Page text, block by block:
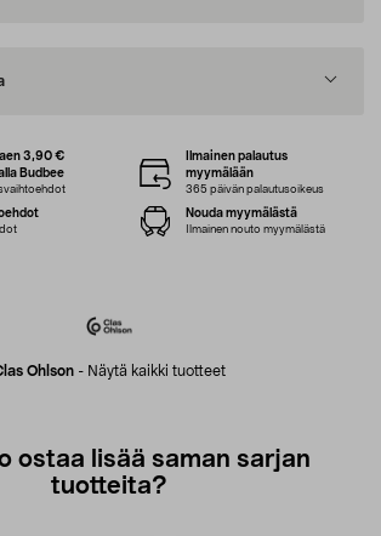
Ohlson - Näytä kaikki tuotteet
3,90 €
Budbee
Ilmainen palautus
myymälään
365 päivän palautusoikeus
Nouda myymälästä
Ilmainen nouto myymälästä
ostaa lisää saman sarjan
tuotteita?